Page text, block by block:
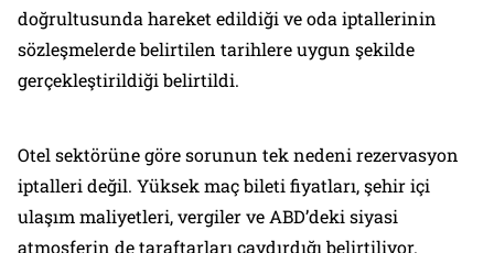
doğrultusunda hareket edildiği ve oda iptallerinin
sözleşmelerde belirtilen tarihlere uygun şekilde
gerçekleştirildiği belirtildi.
Otel sektörüne göre sorunun tek nedeni rezervasyon
iptalleri değil. Yüksek maç bileti fiyatları, şehir içi
ulaşım maliyetleri, vergiler ve ABD’deki siyasi
atmosferin de taraftarları caydırdığı belirtiliyor.